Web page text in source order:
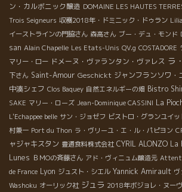
ン・カルボニック醸造 DOMAINE LES HAUTES
Trois Seigneurs 収穫2018年・ドミニック・ドゥラン
イーストラインの門脇さん 森高さん ブー・デュ・モンド
san Alain Chapelle Les Etats-Unis QV.g COSTADORE
マリー・ロー ドメーヌ・ヴァランタン・ヴァレス ラ
下さん Saint-Amour Geschickt ジャンフランソワ・
中湊シェフ Clos Baquey 自然エネルギーの畑 Bistro
SAKE マリー・ローズ Jean-Dominique CASSINI La
L'Echappee belle サン・ジョゼフ ビストロ・グランユイッ
村兼一 Port du Thon ラ・ヴリーユ・エ・ル・パピヨン
ャジャキスタン 豊通食料株式会社 CYRIL ALONZO La
Lunes ＢＭОの斉藤さん アド・ヴィニュム醸造元
de France Lyon ジュスト・シエル Yannick Amirault
Washoku オーリック社 ジュラ 2018年ボジョレ・ヌー